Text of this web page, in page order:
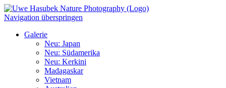
Navigation überspringen
Galerie
Neu: Japan
Neu: Südamerika
Neu: Kerkini
Madagaskar
Vietnam